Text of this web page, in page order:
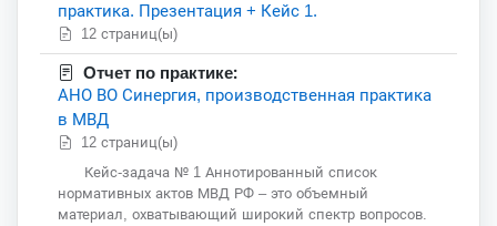
практика. Презентация + Кейс 1.
12 страниц(ы)
Отчет по практике:
АНО ВО Синергия, производственная практика
в МВД
12 страниц(ы)
Кейс-задача № 1 Аннотированный список
нормативных актов МВД РФ – это объемный
материал, охватывающий широкий спектр вопросов.